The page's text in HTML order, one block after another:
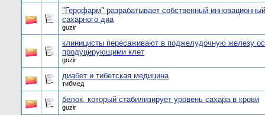
"Герофарм" разрабатывает собственный
сахарного диа
guzir
клиницисты пересаживают в поджелудочную железу
продуцирующими клет
guzir
диабет и тибетская медицина
тибмед
белок, который стабилизирует уровень сахара в крови
guzir